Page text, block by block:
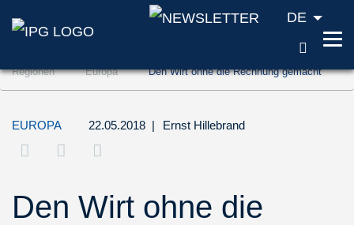
Zum Inhalt springen (Accesskey '1')
Zur Suche springen (Accesskey '2')
Zur Navigation springen (Accesskey '3')
DE
Regionen Europa Den Wirt ohne die Rechnung gemacht
EUROPA 22.05.2018 | Ernst Hillebrand
Den Wirt ohne die